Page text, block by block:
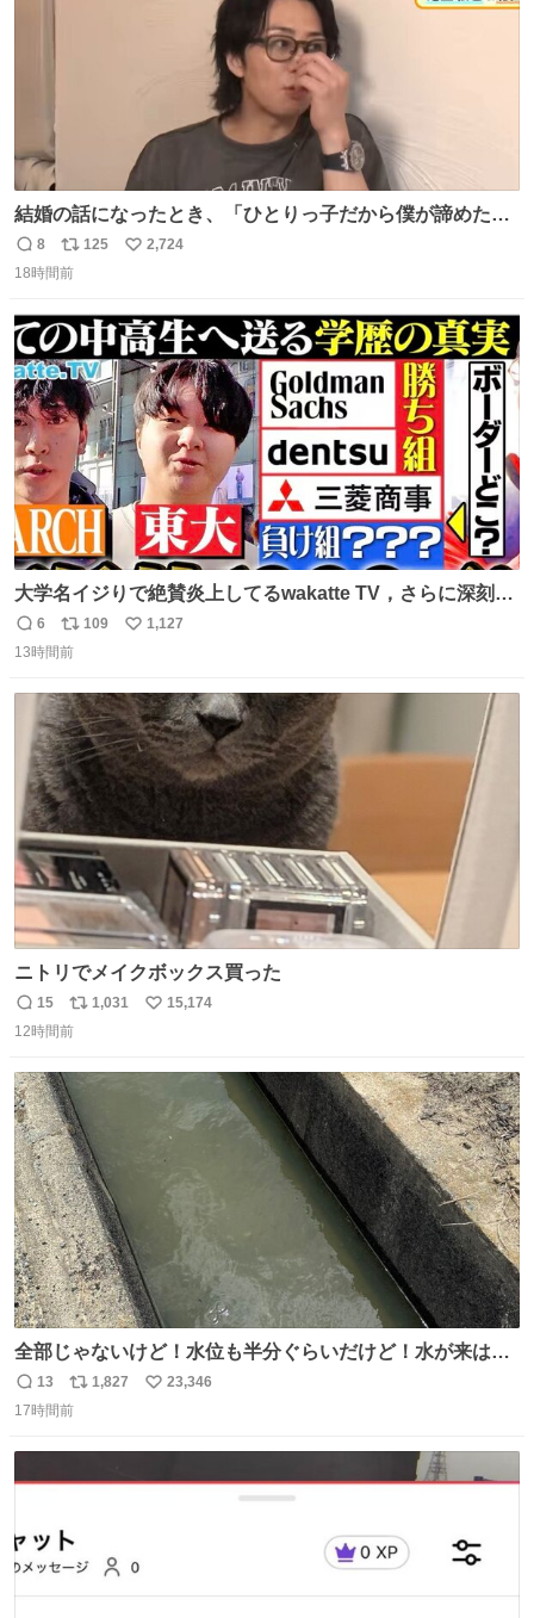
結婚の話になったとき、「ひとりっ子だから僕が諦めた瞬
間に一族が潰える」「死ぬとき1人とか嫌」だから結婚願
望は"ある"って答えたものの、結局「（結婚は）向いてね
えて言葉を選んで、まるく収めてくれたんだなと思った
返
信
8
リ
ポ
ト
数
125
い
数
2,724
18時間前
大学名イジりで絶賛炎上してるwakatte TV，さらに深刻な
問題はこっちでは？ ・都内の特定企業に入るのを極度に推
奨し，それ以外の地域で堅実に生きるのを周縁化する ・恋
化する ・院生が研究環境を求め他大学に移るのを批判する
過去例↓
返
信
6
リ
ポ
ト
数
109
い
数
1,127
13時間前
ニトリでメイクボックス買った
返
信
15
リ
ポ
ト
数
1,031
い
15,174
12時間前
全部じゃないけど！水位も半分ぐらいだけど！水が来はじ
めたよ！！！ 作業してくれた方々ありがとーーー
ー！！！！！！！！！！！！！！！！！！！！！！！！！
返
信
13
リ
ポ
1,827
い
23,346
17時間前